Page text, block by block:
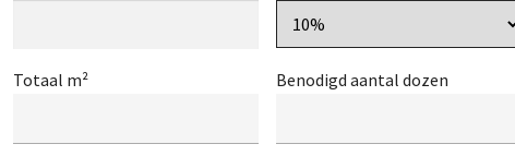
Totaal m² Benodigd aantal dozen